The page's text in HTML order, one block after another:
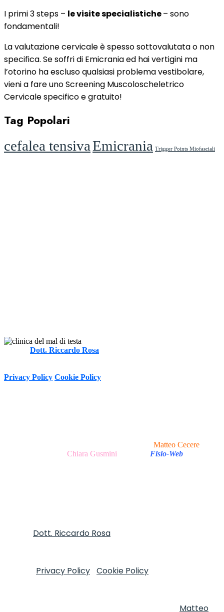
I primi 3 steps – le visite specialistiche– sono
fondamentali!
La valutazione cervicale è spesso sottovalutata o non
specifica. Se soffri di Emicrania ed hai vertigini ma
l’otorino ha escluso qualsiasi problema vestibolare,
vieni a fare uno Screening Muscoloscheletrico
Cervicale specifico e gratuito!
Tag Popolari
cefalea tensivaEmicrania Trigger Points Miofasciali
Dott. Riccardo Rosa
Privacy Policy Cookie Policy
Matteo Cecere
Chiara Gusmini Fisio-Web
Dott. Riccardo Rosa
Privacy Policy Cookie Policy
Matteo